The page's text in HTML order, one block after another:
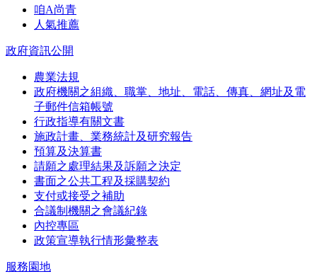
咱A尚青
人氣推薦
政府資訊公開
農業法規
政府機關之組織、職掌、地址、電話、傳真、網址及電
子郵件信箱帳號
行政指導有關文書
施政計畫、業務統計及研究報告
預算及決算書
請願之處理結果及訴願之決定
書面之公共工程及採購契約
支付或接受之補助
合議制機關之會議紀錄
內控專區
政策宣導執行情形彙整表
服務園地